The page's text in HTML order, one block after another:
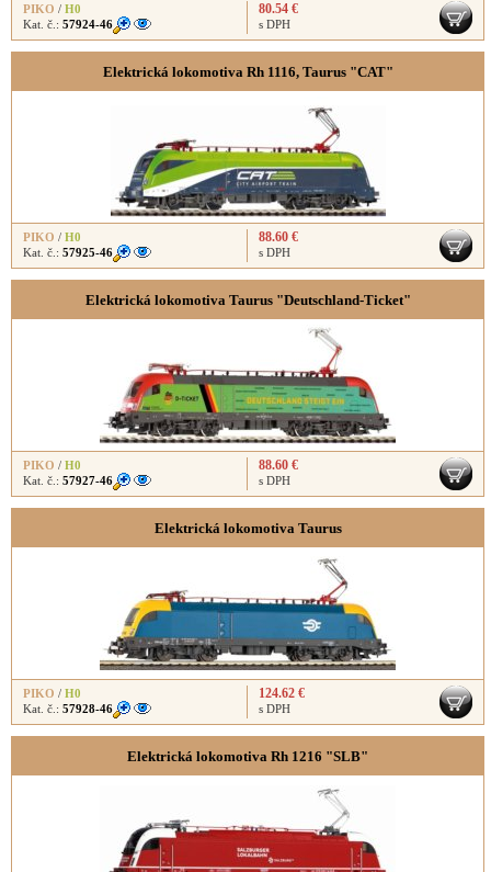
PIKO / H0
Kat. č.: 57924-46
80.54 €
s DPH
Elektrická lokomotiva Rh 1116, Taurus "CAT"
PIKO / H0
Kat. č.: 57925-46
88.60 €
s DPH
Elektrická lokomotiva Taurus "Deutschland-Ticket"
PIKO / H0
Kat. č.: 57927-46
88.60 €
s DPH
Elektrická lokomotiva Taurus
PIKO / H0
Kat. č.: 57928-46
124.62 €
s DPH
Elektrická lokomotiva Rh 1216 "SLB"